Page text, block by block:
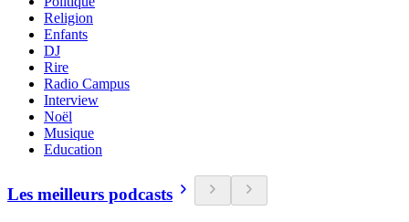
Religion
Enfants
DJ
Rire
Radio Campus
Interview
Noël
Musique
Education
Les meilleurs podcasts